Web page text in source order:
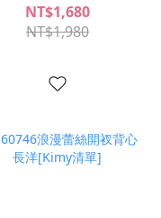
NT$1,680
NT$1,980